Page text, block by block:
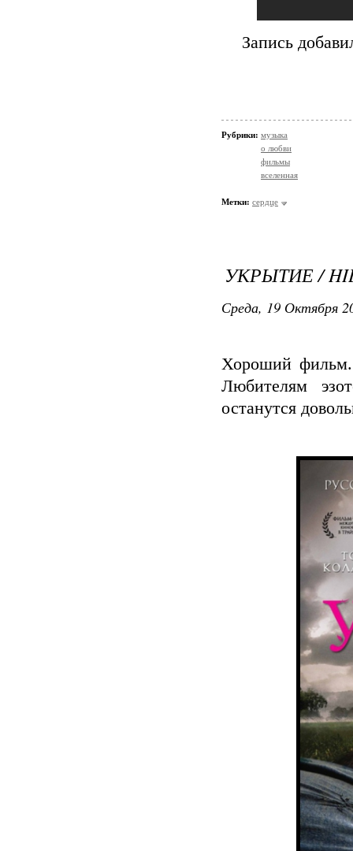
Запись
Рубрики: музыка
о любви
фильмы
вселенная
Метки: сердце
УКРЫТИЕ /
Среда, 19 Октября
Хороший фильм.
Любителям
останутся